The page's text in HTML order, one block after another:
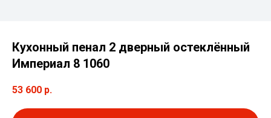
Кухонный пенал 2 дверный остеклённый
Империал 8 1060
53 600 р.